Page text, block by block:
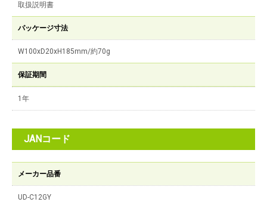
取扱説明書
パッケージ寸法
W100xD20xH185mm/約70g
保証期間
1年
JANコード
メーカー品番
UD-C12GY